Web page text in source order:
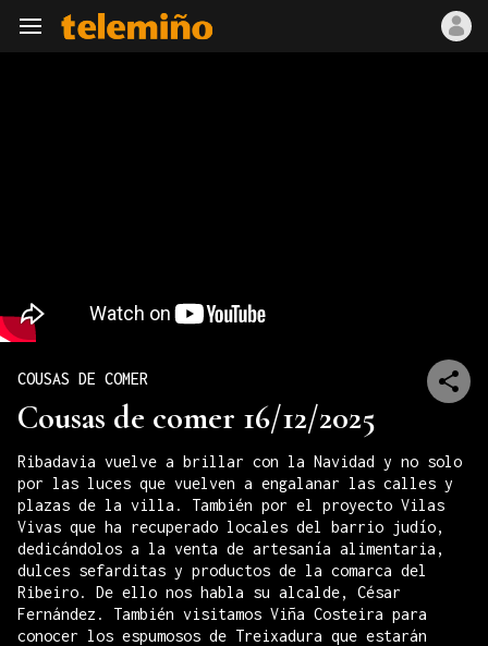
Navegación
COUSAS DE COMER
Cousas de comer 16/12/2025
Ribadavia vuelve a brillar con la Navidad y no solo
por las luces que vuelven a engalanar las calles y
plazas de la villa. También por el proyecto Vilas
Vivas que ha recuperado locales del barrio judío,
dedicándolos a la venta de artesanía alimentaria,
dulces sefarditas y productos de la comarca del
Ribeiro. De ello nos habla su alcalde, César
Fernández. También visitamos Viña Costeira para
conocer los espumosos de Treixadura que estarán